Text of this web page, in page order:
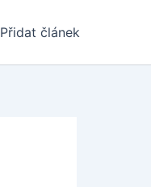
Přidat článek